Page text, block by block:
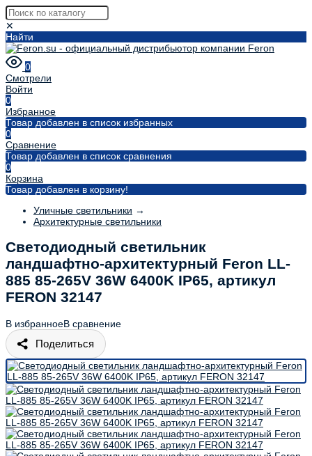
✕
Найти
0
Смотрели
Войти
0
Избранное
Товар добавлен в список избранных
0
Сравнение
Товар добавлен в список сравнения
0
Корзина
Товар добавлен в корзину!
Уличные светильники →
Архитектурные светильники
Светодиодный светильник
ландшафтно-архитектурный Feron LL-
885 85-265V 36W 6400K IP65, артикул
FERON 32147
В избранноеВ сравнение
Поделиться